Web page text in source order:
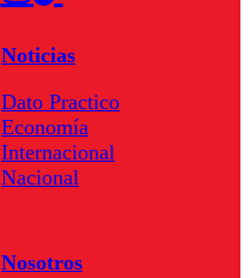
Noticias
Dato Practico
Economía
Internacional
Nacional
Nosotros